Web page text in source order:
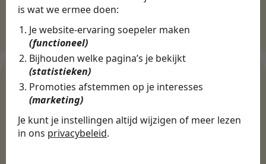
is wat we ermee doen:
Je website-ervaring soepeler maken
(functioneel)
Bijhouden welke pagina’s je bekijkt
(statistieken)
Promoties afstemmen op je interesses
(marketing)
Je kunt je instellingen altijd wijzigen of meer lezen
in ons privacybeleid.
Ontdek meer dan 500+
werkgevers